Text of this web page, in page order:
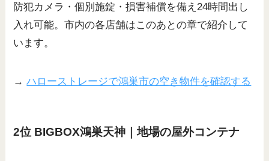
防犯カメラ・個別施錠・損害補償を備え24時間出し
入れ可能。市内の各店舗はこのあとの章で紹介して
います。
→ハローストレージで鴻巣市の空き物件を確認する
2位 BIGBOX鴻巣天神｜地場の屋外コンテナ